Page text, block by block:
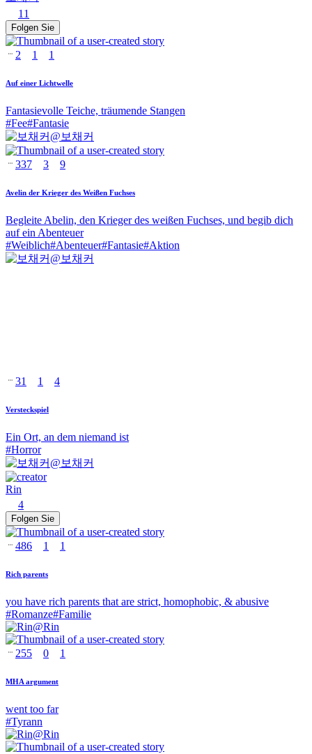
11
Folgen Sie
2 1 1
Auf einer Lichtwelle
Fantasievolle Teiche, träumende Stangen
#Fee#Fantasie
@ 보채커
337 3 9
Avelin der Krieger des Weißen Fuchses
Begleite Abelin, den Krieger des weißen Fuchses, und begib dich
auf ein Abenteuer
#Weiblich#Abenteuer#Fantasie#Aktion
@ 보채커
31 1 4
Versteckspiel
Ein Ort, an dem niemand ist
#Horror
@ 보채커
Rin
4
Folgen Sie
486 1 1
Rich parents
you have rich parents that are strict, homophobic, & abusive
#Romanze#Familie
@Rin
255 0 1
MHA argument
went too far
#Tyrann
@Rin